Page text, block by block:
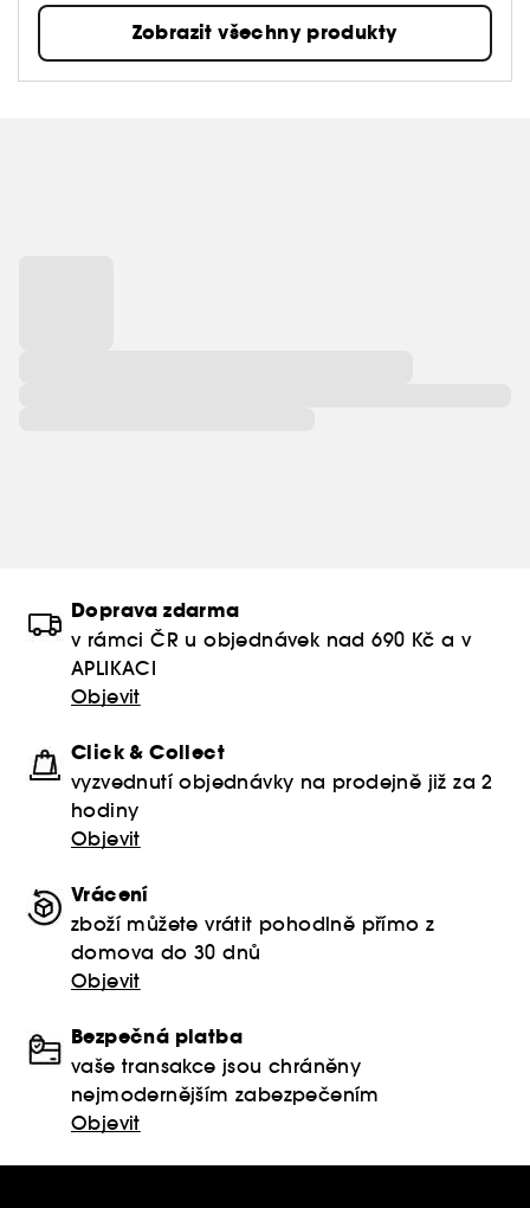
Tyto produkty odpovídají konkrétnímu cíli značky:
pomáhají znovuobjevit vaši pleť.
JE TO VAŠE PLEŤ, BUĎTE NA NI HRDÍ!
Zobrazit všechny produkty
Doprava zdarma
v rámci ČR u objednávek nad 690 Kč a v
APLIKACI
Objevit
Click & Collect
vyzvednutí objednávky na prodejně již za 2
hodiny
Objevit
Vrácení
zboží můžete vrátit pohodlně přímo z
domova do 30 dnů
Objevit
Bezpečná platba
vaše transakce jsou chráněny
nejmodernějším zabezpečením
Objevit